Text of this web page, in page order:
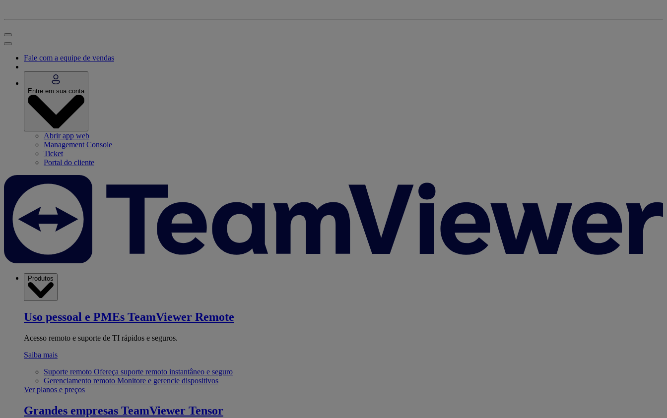
Fale com a equipe de vendas
Entre em sua conta
Abrir app web
Management Console
Ticket
Portal do cliente
Produtos
Uso pessoal e PMEs TeamViewer Remote
Acesso remoto e suporte de TI rápidos e seguros.
Saiba mais
Suporte remoto Ofereça suporte remoto instantâneo e seguro
Gerenciamento remoto Monitore e gerencie dispositivos
Ver planos e preços
Grandes empresas TeamViewer Tensor